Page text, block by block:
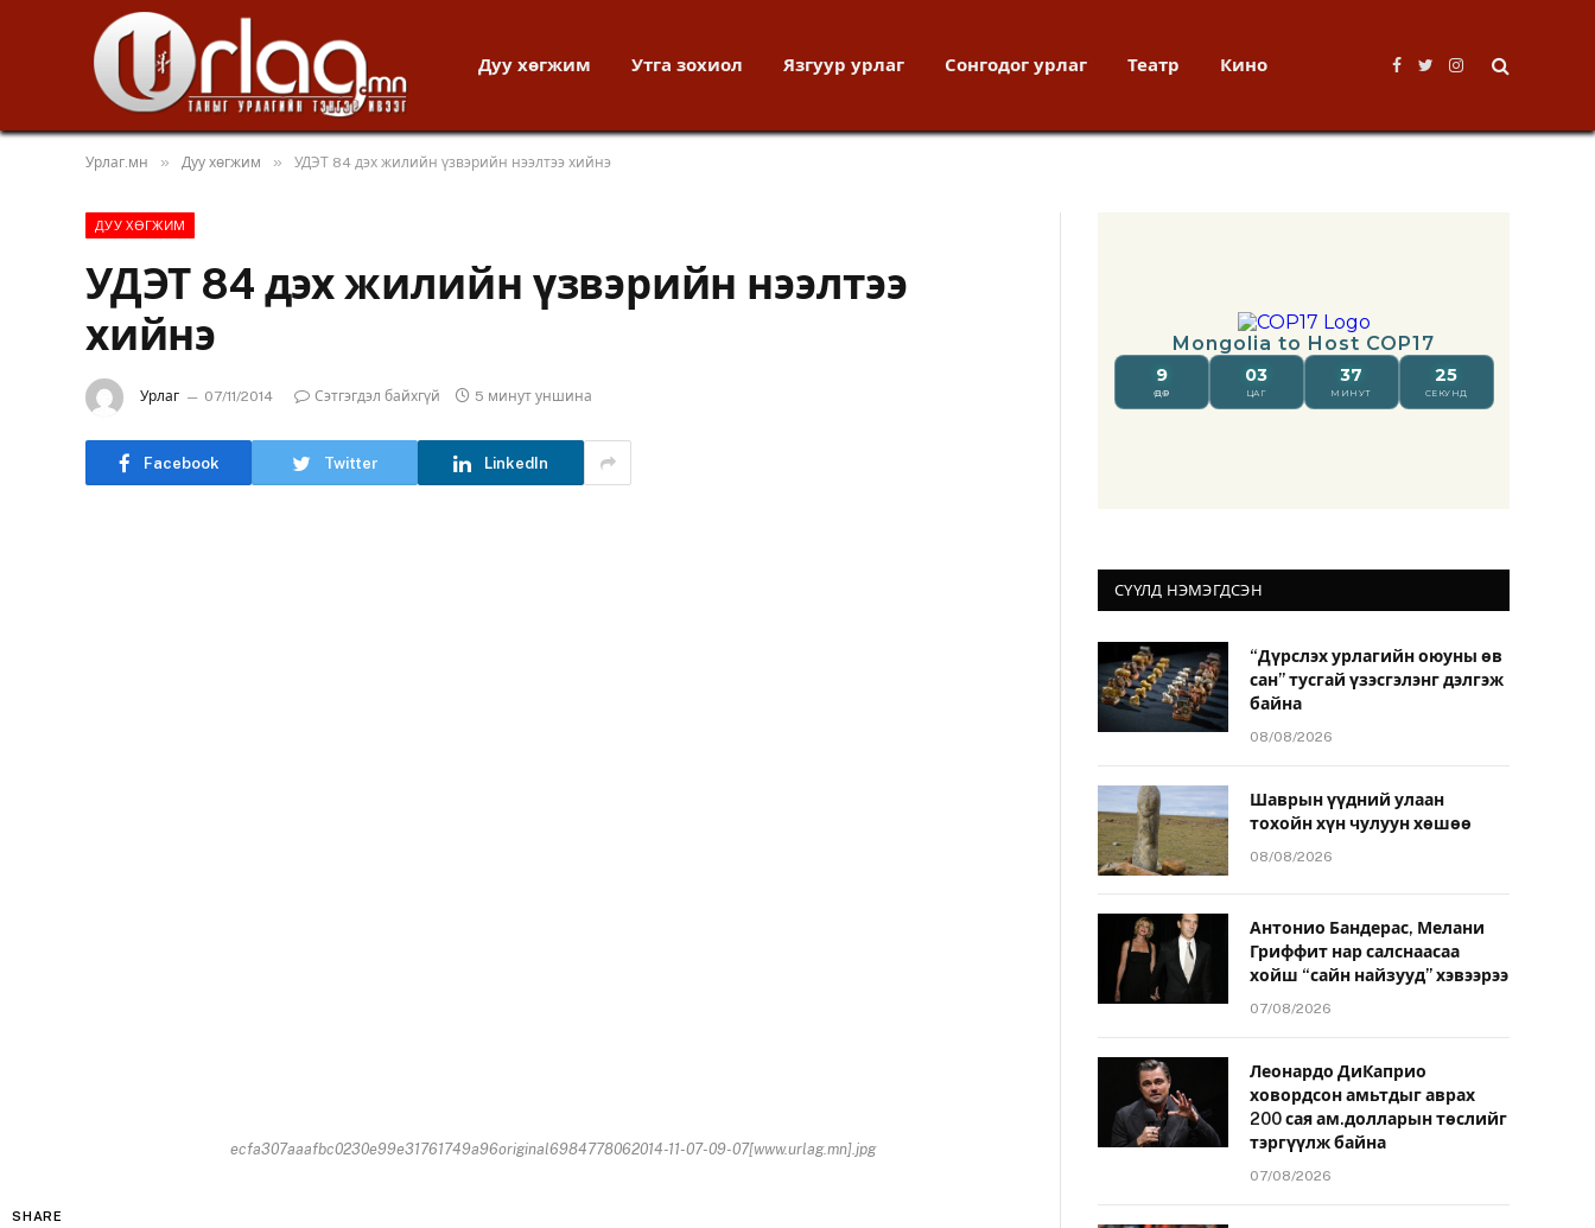
Дуу хөгжим Утга зохиол Язгуур урлаг Сонгодог урлаг Театр Кино
Facebook
TwitterInstagram
Урлаг.мн » Дуу хөгжим » УДЭТ 84 дэх жилийн үзвэрийн нээлтээ хийнэ
ДУУ ХӨГЖИМ
УДЭТ 84 дэх жилийн үзвэрийн нээлтээ
хийнэ
Урлаг 07/11/2014 Сэтгэгдэл байхгүй 5 минут уншина
Facebook Twitter LinkedIn
ecfa307aaafbc0230e99e31761749a96original6984778062014-11-07-09-07[www.urlag.mn].jpg
SHARE
СҮҮЛД НЭМЭГДСЭН
“Дүрслэх урлагийн оюуны өв
сан” тусгай үзэсгэлэнг дэлгэж
байна
08/08/2026
Шаврын үүдний улаан
тохойн хүн чулуун хөшөө
08/08/2026
Антонио Бандерас, Мелани
Гриффит нар салснаасаа
хойш “сайн найзууд” хэвээрээ
07/08/2026
Леонардо ДиКаприо
ховордсон амьтдыг аврах
200 сая ам.долларын төслийг
тэргүүлж байна
07/08/2026